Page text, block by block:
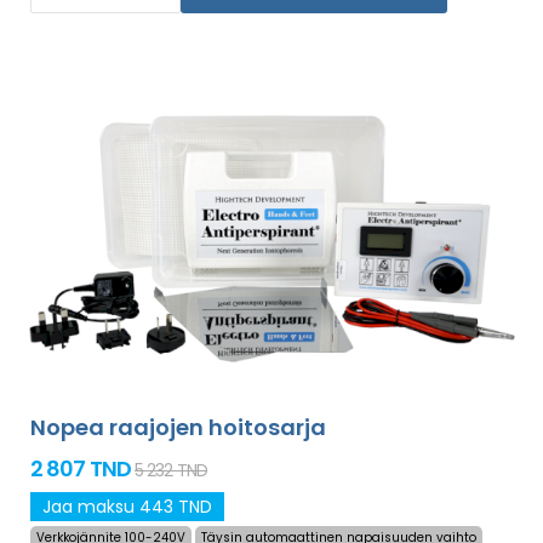
Nopea raajojen hoitosarja
2 807 TND5 232 TND
Jaa maksu 443 TND
Verkkojännite 100-240V
Täysin automaattinen napaisuuden vaihto